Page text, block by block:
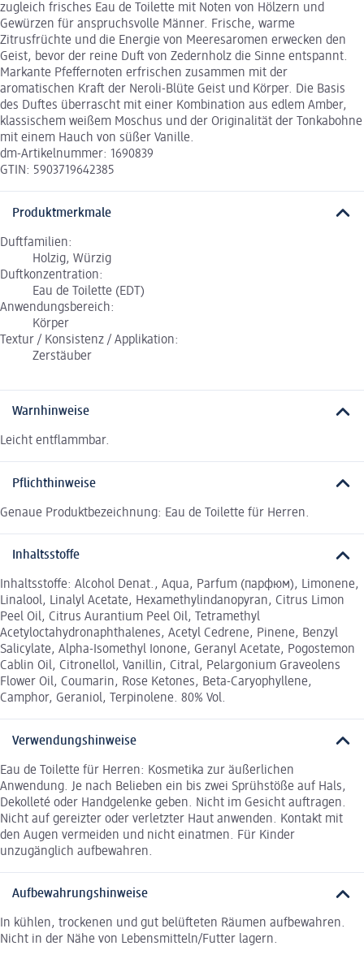
zugleich frisches Eau de Toilette mit Noten von Hölzern und
Gewürzen für anspruchsvolle Männer. Frische, warme
Zitrusfrüchte und die Energie von Meeresaromen erwecken den
Geist, bevor der reine Duft von Zedernholz die Sinne entspannt.
Markante Pfeffernoten erfrischen zusammen mit der
aromatischen Kraft der Neroli-Blüte Geist und Körper. Die Basis
des Duftes überrascht mit einer Kombination aus edlem Amber,
klassischem weißem Moschus und der Originalität der Tonkabohne
mit einem Hauch von süßer Vanille.
dm-Artikelnummer: 1690839
GTIN: 5903719642385
Produktmerkmale
Duftfamilien:
Holzig, Würzig
Duftkonzentration:
Eau de Toilette (EDT)
Anwendungsbereich:
Körper
Textur / Konsistenz / Applikation:
Zerstäuber
Warnhinweise
Leicht entflammbar.
Pflichthinweise
Genaue Produktbezeichnung: Eau de Toilette für Herren.
Inhaltsstoffe
Inhaltsstoffe: Alcohol Denat., Aqua, Parfum (парфюм), Limonene,
Linalool, Linalyl Acetate, Hexamethylindanopyran, Citrus Limon
Peel Oil, Citrus Aurantium Peel Oil, Tetramethyl
Acetyloctahydronaphthalenes, Acetyl Cedrene, Pinene, Benzyl
Salicylate, Alpha-Isomethyl Ionone, Geranyl Acetate, Pogostemon
Cablin Oil, Citronellol, Vanillin, Citral, Pelargonium Graveolens
Flower Oil, Coumarin, Rose Ketones, Beta-Caryophyllene,
Camphor, Geraniol, Terpinolene. 80% Vol.
Verwendungshinweise
Eau de Toilette für Herren: Kosmetika zur äußerlichen
Anwendung. Je nach Belieben ein bis zwei Sprühstöße auf Hals,
Dekolleté oder Handgelenke geben. Nicht im Gesicht auftragen.
Nicht auf gereizter oder verletzter Haut anwenden. Kontakt mit
den Augen vermeiden und nicht einatmen. Für Kinder
unzugänglich aufbewahren.
Aufbewahrungshinweise
In kühlen, trockenen und gut belüfteten Räumen aufbewahren.
Nicht in der Nähe von Lebensmitteln/Futter lagern.